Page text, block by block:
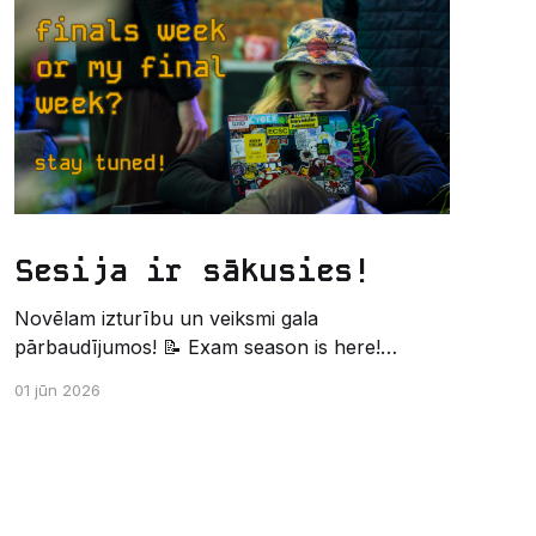
Sesija ir sākusies!
Novēlam izturību un veiksmi gala
pārbaudījumos! 📝 Exam season is here!
final exams! ✍️ – Datorikas studējošo
01 jūn 2026